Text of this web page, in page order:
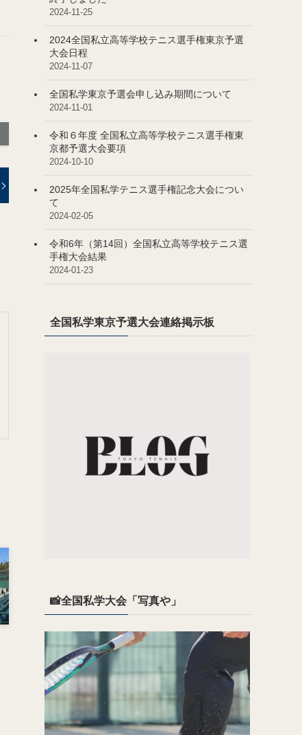
2024-11-25
2024全国私立高等学校テニス選手権東京予選
大会日程
2024-11-07
全国私学東京予選会申し込み期間について
2024-11-01
令和６年度 全国私立高等学校テニス選手権東
京都予選大会要項
2024-10-10
2025年全国私学テニス選手権記念大会につい
て
2024-02-05
令和6年（第14回）全国私立高等学校テニス選
手権大会結果
2024-01-23
全国私学東京予選大会連絡掲示板
📸全国私学大会「写真や」